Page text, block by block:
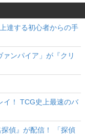
達する初心者からの手
ンパイア」が『クリ
イ！ TCG史上最速のバ
偵』が配信！ 「探偵